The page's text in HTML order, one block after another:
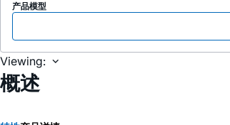
产品模型
Viewing:
概述